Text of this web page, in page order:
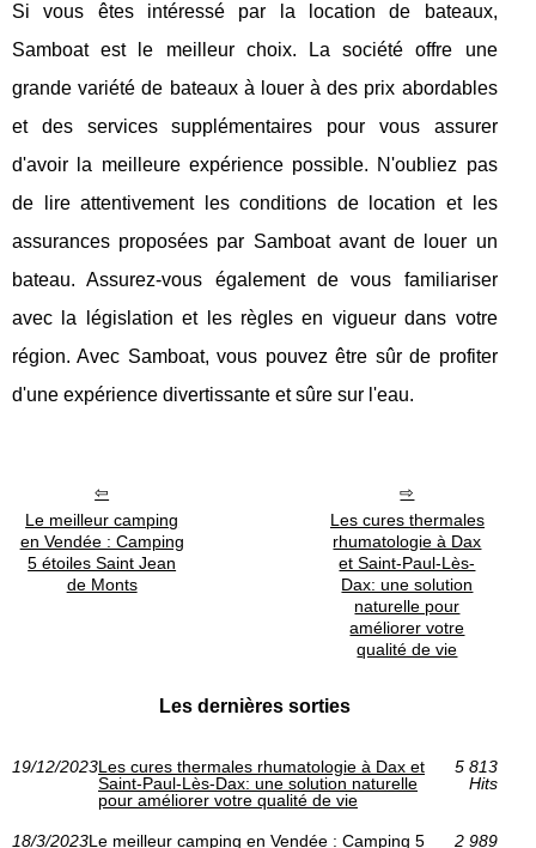
Si vous êtes intéressé par la location de bateaux,
Samboat est le meilleur choix. La société offre une
grande variété de bateaux à louer à des prix abordables
et des services supplémentaires pour vous assurer
d'avoir la meilleure expérience possible. N'oubliez pas
de lire attentivement les conditions de location et les
assurances proposées par Samboat avant de louer un
bateau. Assurez-vous également de vous familiariser
avec la législation et les règles en vigueur dans votre
région. Avec Samboat, vous pouvez être sûr de profiter
d'une expérience divertissante et sûre sur l'eau.
Le meilleur camping
en Vendée : Camping
5 étoiles Saint Jean
de Monts
Les cures thermales
rhumatologie à Dax
et Saint-Paul-Lès-
Dax: une solution
naturelle pour
améliorer votre
qualité de vie
Les dernières sorties
19/12/2023Les cures thermales rhumatologie à Dax et
Saint-Paul-Lès-Dax: une solution naturelle
pour améliorer votre qualité de vie
5 813
Hits
18/3/2023Le meilleur camping en Vendée : Camping 5
2 989